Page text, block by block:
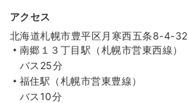
アクセス
北海道札幌市豊平区月寒西五条8-4-32
南郷１３丁目駅（札幌市営東西線）
バス25分
福住駅（札幌市営東豊線）
バス10分